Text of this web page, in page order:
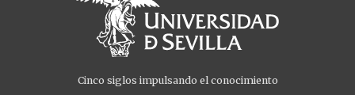
Cinco siglos impulsando el conocimiento